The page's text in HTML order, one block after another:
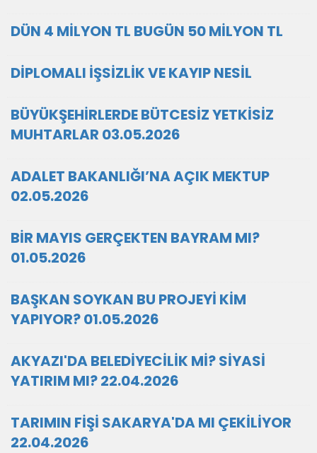
DÜN 4 MİLYON TL BUGÜN 50 MİLYON TL
DİPLOMALI İŞSİZLİK VE KAYIP NESİL
BÜYÜKŞEHİRLERDE BÜTCESİZ YETKİSİZ
MUHTARLAR 03.05.2026
ADALET BAKANLIĞI’NA AÇIK MEKTUP
02.05.2026
BİR MAYIS GERÇEKTEN BAYRAM MI?
01.05.2026
BAŞKAN SOYKAN BU PROJEYİ KİM
YAPIYOR? 01.05.2026
AKYAZI'DA BELEDİYECİLİK Mİ? SİYASİ
YATIRIM MI? 22.04.2026
TARIMIN FİŞİ SAKARYA'DA MI ÇEKİLİYOR
22.04.2026